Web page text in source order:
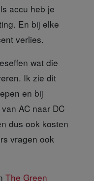
accu heb je
En bij elke
verlies.
wat die
Ik zie dit
en bij
AC naar DC
dus ook kosten
vragen ook
The Green